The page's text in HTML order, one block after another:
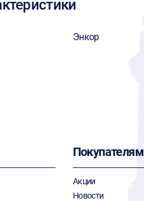
Энкор
Покупателям
Акции
Новости